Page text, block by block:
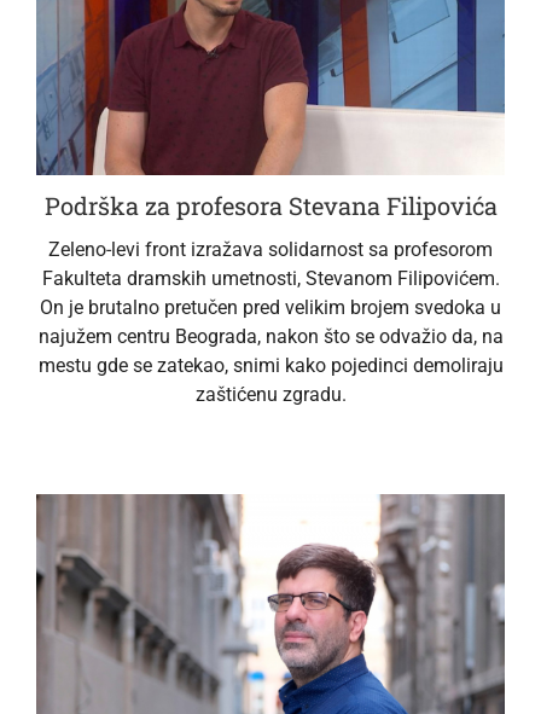
Podrška za profesora Stevana Filipovića
Zeleno-levi front izražava solidarnost sa profesorom
Fakulteta dramskih umetnosti, Stevanom Filipovićem.
On je brutalno pretučen pred velikim brojem svedoka u
najužem centru Beograda, nakon što se odvažio da, na
mestu gde se zatekao, snimi kako pojedinci demoliraju
zaštićenu zgradu.